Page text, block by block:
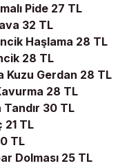
Pide 27 TL
32 TL
Haşlama 28 TL
28 TL
Kuzu Gerdan 28 TL
28 TL
Tandır 30 TL
21 TL
TL
Dolması 25 TL